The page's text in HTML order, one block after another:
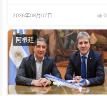
2026年08月07日 0
阿根廷